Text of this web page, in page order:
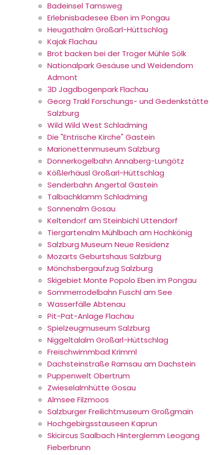
Badeinsel Tamsweg
Erlebnisbadesee Eben im Pongau
Heugathalm Großarl-Hüttschlag
Kajak Flachau
Brot backen bei der Troger Mühle Sölk
Nationalpark Gesäuse und Weidendom
Admont
3D Jagdbogenpark Flachau
Georg Trakl Forschungs- und Gedenkstätte
Salzburg
Wild Wild West Schladming
Die "Entrische Kirche" Gastein
Marionettenmuseum Salzburg
Donnerkogelbahn Annaberg-Lungötz
Kößlerhäusl Großarl-Hüttschlag
Senderbahn Angertal Gastein
Talbachklamm Schladming
Sonnenalm Gosau
Keltendorf am Steinbichl Uttendorf
Tiergartenalm Mühlbach am Hochkönig
Salzburg Museum Neue Residenz
Mozarts Geburtshaus Salzburg
Mönchsbergaufzug Salzburg
Skigebiet Monte Popolo Eben im Pongau
Sommerrodelbahn Fuschl am See
Wasserfälle Abtenau
Pit-Pat-Anlage Flachau
Spielzeugmuseum Salzburg
Niggeltalalm Großarl-Hüttschlag
Freischwimmbad Krimml
Dachsteinstraße Ramsau am Dachstein
Puppenwelt Obertrum
Zwieselalmhütte Gosau
Almsee Filzmoos
Salzburger Freilichtmuseum Großgmain
Hochgebirgsstauseen Kaprun
Skicircus Saalbach Hinterglemm Leogang
Fieberbrunn